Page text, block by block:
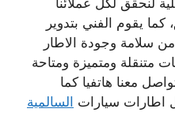
لنحقق لكل عملائنا
كما يقوم الفني بتدوير
من سلامة وجودة الاطار
متنقلة ومتميزة ومتاحة
معنا هاتفيا كما
اطارات سيارات السالمية